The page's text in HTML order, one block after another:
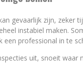
gevaarlijk zijn, zeker
instabiel maken.
een professional in te
uit, snoeit